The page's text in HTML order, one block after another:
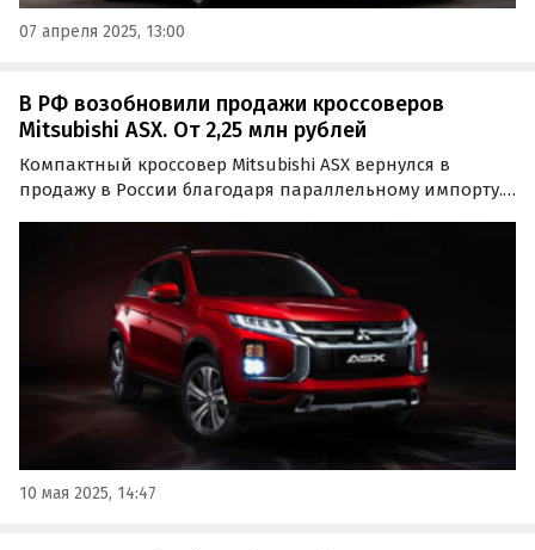
07 апреля 2025, 13:00
В РФ возобновили продажи кроссоверов
Mitsubishi ASX. От 2,25 млн рублей
Компактный кроссовер Mitsubishi ASX вернулся в
продажу в России благодаря параллельному импорту.
начинаются от 2 251 800 рублей, сообщили
«Автоновости…
10 мая 2025, 14:47